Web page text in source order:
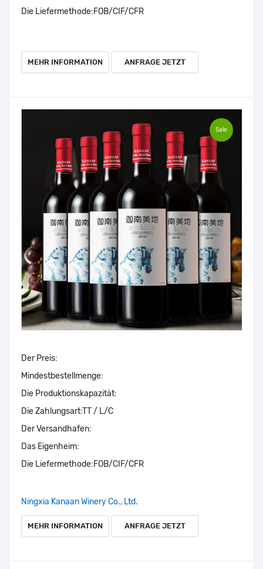
Die Liefermethode:FOB/CIF/CFR
MEHR INFORMATION ANFRAGE JETZT
Sale
Der Preis:
Mindestbestellmenge:
Die Produktionskapazität:
Die Zahlungsart:TT / L/C
Der Versandhafen:
Das Eigenheim:
Die Liefermethode:FOB/CIF/CFR
Ningxia Kanaan Winery Co., Ltd.
MEHR INFORMATION ANFRAGE JETZT